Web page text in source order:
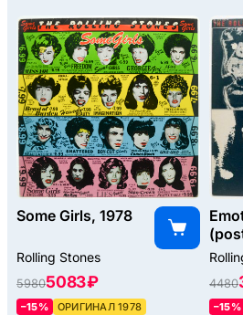
Some Girls, 1978
Rolling Stones
59805083 ₽
–15% ОРИГИНАЛ 1978
4480
–15%